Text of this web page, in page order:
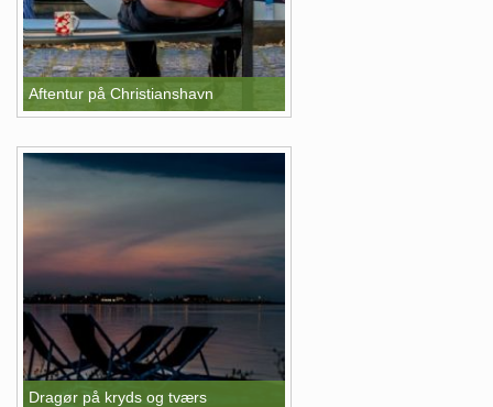
Aftentur på Christianshavn
Dragør på kryds og tværs